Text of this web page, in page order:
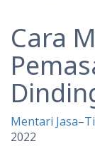
Cara
Mentari Jasa–
2022